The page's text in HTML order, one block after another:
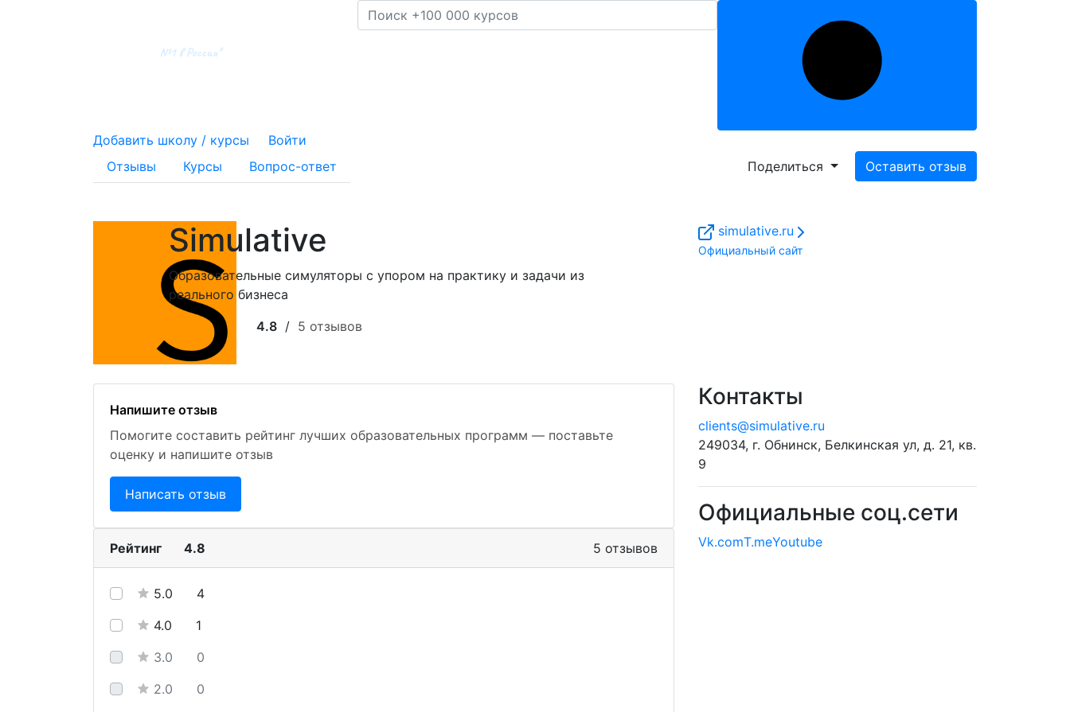
Добавить школу / курсы
Войти
Отзывы
Курсы Вопрос-ответ Поделиться Оставить отзыв
Simulative
Образовательные симуляторы с упором на практику и задачи из
реального бизнеса
4.8 / 5 отзывов
simulative.ru
Официальный сайт
Напишите отзыв
Помогите составить рейтинг лучших образовательных программ — поставьте
оценку и напишите отзыв
Написать отзыв
Рейтинг 4.8 5 отзывов
5.0
4
4.0
1
3.0
0
2.0
0
Контакты
clients@simulative.ru
249034, г. Обнинск, Белкинская ул, д. 21, кв.
9
Официальные соц.сети
Vk.comT.meYoutube